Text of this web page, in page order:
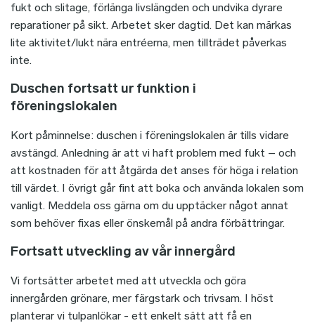
fukt och slitage, förlänga livslängden och undvika dyrare
reparationer på sikt. Arbetet sker dagtid. Det kan märkas
lite aktivitet/lukt nära entréerna, men tillträdet påverkas
inte.
Duschen fortsatt ur funktion i
föreningslokalen
Kort påminnelse: duschen i föreningslokalen är tills vidare
avstängd. Anledning är att vi haft problem med fukt – och
att kostnaden för att åtgärda det anses för höga i relation
till värdet. I övrigt går fint att boka och använda lokalen som
vanligt. Meddela oss gärna om du upptäcker något annat
som behöver fixas eller önskemål på andra förbättringar.
Fortsatt utveckling av vår innergård
Vi fortsätter arbetet med att utveckla och göra
innergården grönare, mer färgstark och trivsam. I höst
planterar vi tulpanlökar - ett enkelt sätt att få en